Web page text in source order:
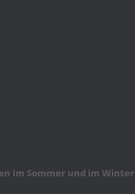
im Sommer und im Winter